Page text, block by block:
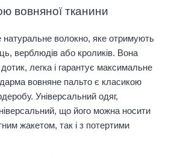
вовняної тканини
волокно, яке отримують
верблюдів або кроликів. Вона
легка і гарантує максимальне
вовняне пальто є класикою
Універсальний одяг,
що його можна носити
жакетом, так і з потертими